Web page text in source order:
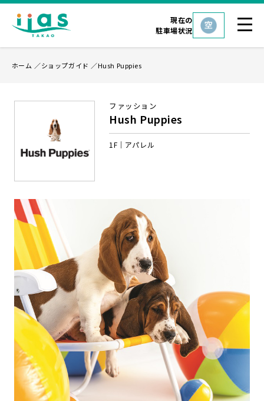
現在の
駐車場状況
ホーム ショップガイド Hush Puppies
ファッション
Hush Puppies
1F アパレル